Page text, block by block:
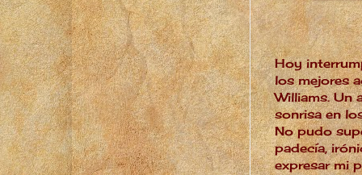
Hoy
los mejores
Williams. Un
sonrisa en
No pudo
padecía,
expresar mi